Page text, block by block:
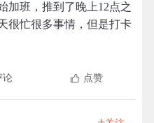
加班，推到了晚上12点之
很忙很多事情，但是打卡
点赞